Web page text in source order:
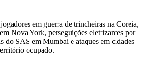
em guerra de trincheiras na Coreia,
Nova York, perseguições eletrizantes por
do SAS em Mumbai e ataques em cidades
ocupado.